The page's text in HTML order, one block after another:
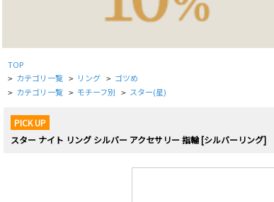
TOP
> カテゴリ一覧 > リング > ゴツめ
> カテゴリ一覧 > モチーフ別 > スター(星)
PICK UP
スター ナイト リング シルバー アクセサリー 指輪 [シルバーリング]